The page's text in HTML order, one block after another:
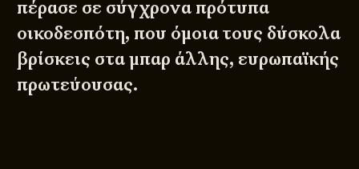
πέρασε σε σύγχρονα πρότυπα
οικοδεσπότη, που όμοια τους δύσκολα
βρίσκεις στα μπαρ άλλης, ευρωπαϊκής
πρωτεύουσας.